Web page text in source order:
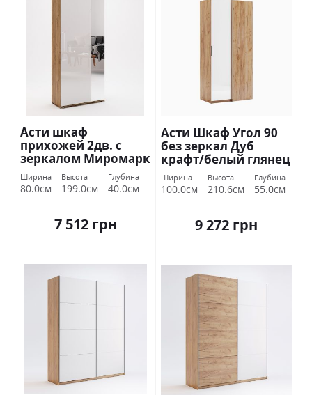
Асти шкаф
прихожей 2дв. с
зеркалом Миромарк
Ширина
80.0см
Высота
199.0см
Глубина
40.0см
7 512 грн
Асти Шкаф Угол 90
без зеркал Дуб
крафт/белый глянец
Миромарк
Ширина
100.0см
Высота
210.6см
Глубина
55.0см
9 272 грн